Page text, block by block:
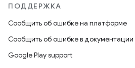
ПОДДЕРЖКА
Сообщить об ошибке на платформе
Сообщить об ошибке в документации
Google Play support